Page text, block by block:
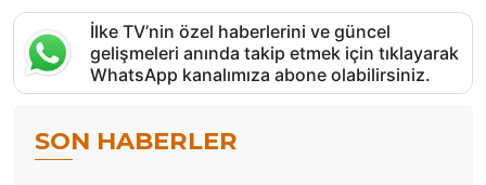
İlke TV’nin özel haberlerini ve güncel
gelişmeleri anında takip etmek için tıklayarak
WhatsApp kanalımıza abone olabilirsiniz.
SON HABERLER